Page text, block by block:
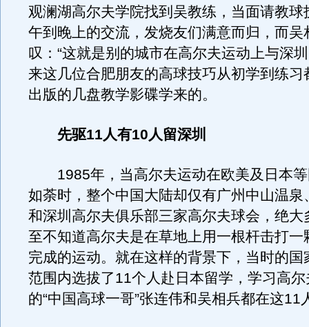
观澜湖高尔夫学院找到吴教练，当面请教球
午到晚上的交流，发烧友们满意而归，而吴
叹：“这就是别的城市在高尔夫运动上与深
来这几位合肥朋友的高球技巧从初学到练习
出版的几盘教学影碟学来的。
先驱11人有10人留深圳
1985年，当高尔夫运动在欧美及日本等
如荼时，整个中国大陆却仅有广州中山温泉
和深圳高尔夫俱乐部三家高尔夫球会，绝大
至不知道高尔夫是在草地上用一根杆击打一
完成的运动。就在这样的背景下，当时的国
范围内选拔了11个人赴日本留学，学习高
的“中国高球一哥”张连伟和吴相兵都在这11